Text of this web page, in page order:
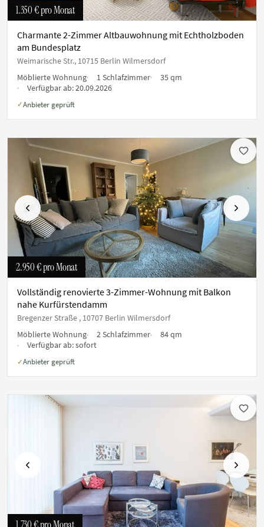
1.350 €pro Monat
Charmante 2-Zimmer Altbauwohnung mit Echtholzboden
am Bundesplatz
Weimarische Str., 10715 Berlin Wilmersdorf
Möblierte Wohnung
1 Schlafzimmer
35 qm
Verfügbar ab:20.09.2026
✓Anbieter geprüft
Vorherige Nächste
2.950 €pro Monat
Vollständig renovierte 3-Zimmer-Wohnung mit Balkon
nahe Kurfürstendamm
Bregenzer Straße , 10707 Berlin Wilmersdorf
Möblierte Wohnung
2 Schlafzimmer
84 qm
Verfügbar ab:sofort
✓Anbieter geprüft
Vorherige Nächste